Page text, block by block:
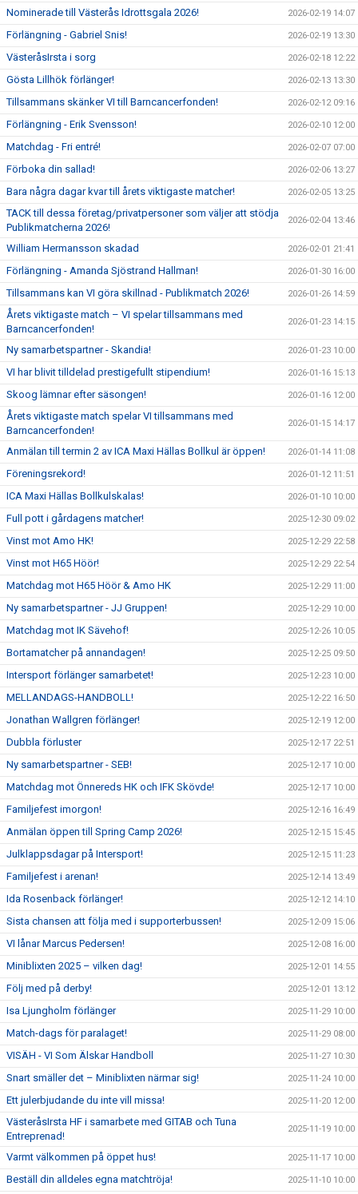
Nominerade till Västerås Idrottsgala 2026! 2026-02-19 14:07
Förlängning - Gabriel Snis! 2026-02-19 13:30
VästeråsIrsta i sorg 2026-02-18 12:22
Gösta Lillhök förlänger! 2026-02-13 13:30
Tillsammans skänker VI till Barncancerfonden! 2026-02-12 09:16
Förlängning - Erik Svensson! 2026-02-10 12:00
Matchdag - Fri entré! 2026-02-07 07:00
Förboka din sallad! 2026-02-06 13:27
Bara några dagar kvar till årets viktigaste matcher! 2026-02-05 13:25
TACK till dessa företag/privatpersoner som väljer att stödja
Publikmatcherna 2026!
2026-02-04 13:46
William Hermansson skadad 2026-02-01 21:41
Förlängning - Amanda Sjöstrand Hallman! 2026-01-30 16:00
Tillsammans kan VI göra skillnad - Publikmatch 2026! 2026-01-26 14:59
Årets viktigaste match – VI spelar tillsammans med
Barncancerfonden!
2026-01-23 14:15
Ny samarbetspartner - Skandia! 2026-01-23 10:00
VI har blivit tilldelad prestigefullt stipendium! 2026-01-16 15:13
Skoog lämnar efter säsongen! 2026-01-16 12:00
Årets viktigaste match spelar VI tillsammans med
Barncancerfonden!
2026-01-15 14:17
Anmälan till termin 2 av ICA Maxi Hällas Bollkul är öppen! 2026-01-14 11:08
Föreningsrekord! 2026-01-12 11:51
ICA Maxi Hällas Bollkulskalas! 2026-01-10 10:00
Full pott i gårdagens matcher! 2025-12-30 09:02
Vinst mot Amo HK! 2025-12-29 22:58
Vinst mot H65 Höör! 2025-12-29 22:54
Matchdag mot H65 Höör & Amo HK 2025-12-29 11:00
Ny samarbetspartner - JJ Gruppen! 2025-12-29 10:00
Matchdag mot IK Sävehof! 2025-12-26 10:05
Bortamatcher på annandagen! 2025-12-25 09:50
Intersport förlänger samarbetet! 2025-12-23 10:00
MELLANDAGS-HANDBOLL! 2025-12-22 16:50
Jonathan Wallgren förlänger! 2025-12-19 12:00
Dubbla förluster 2025-12-17 22:51
Ny samarbetspartner - SEB! 2025-12-17 10:00
Matchdag mot Önnereds HK och IFK Skövde! 2025-12-17 10:00
Familjefest imorgon! 2025-12-16 16:49
Anmälan öppen till Spring Camp 2026! 2025-12-15 15:45
Julklappsdagar på Intersport! 2025-12-15 11:23
Familjefest i arenan! 2025-12-14 13:49
Ida Rosenback förlänger! 2025-12-12 14:10
Sista chansen att följa med i supporterbussen! 2025-12-09 15:06
VI lånar Marcus Pedersen! 2025-12-08 16:00
Miniblixten 2025 – vilken dag! 2025-12-01 14:55
Följ med på derby! 2025-12-01 13:12
Isa Ljungholm förlänger 2025-11-29 10:00
Match-dags för paralaget! 2025-11-29 08:00
VISÄH - VI Som Älskar Handboll 2025-11-27 10:30
Snart smäller det – Miniblixten närmar sig! 2025-11-24 10:00
Ett julerbjudande du inte vill missa! 2025-11-20 12:00
VästeråsIrsta HF i samarbete med GITAB och Tuna
Entreprenad!
2025-11-19 10:00
Varmt välkommen på öppet hus! 2025-11-17 10:00
Beställ din alldeles egna matchtröja! 2025-11-10 10:00